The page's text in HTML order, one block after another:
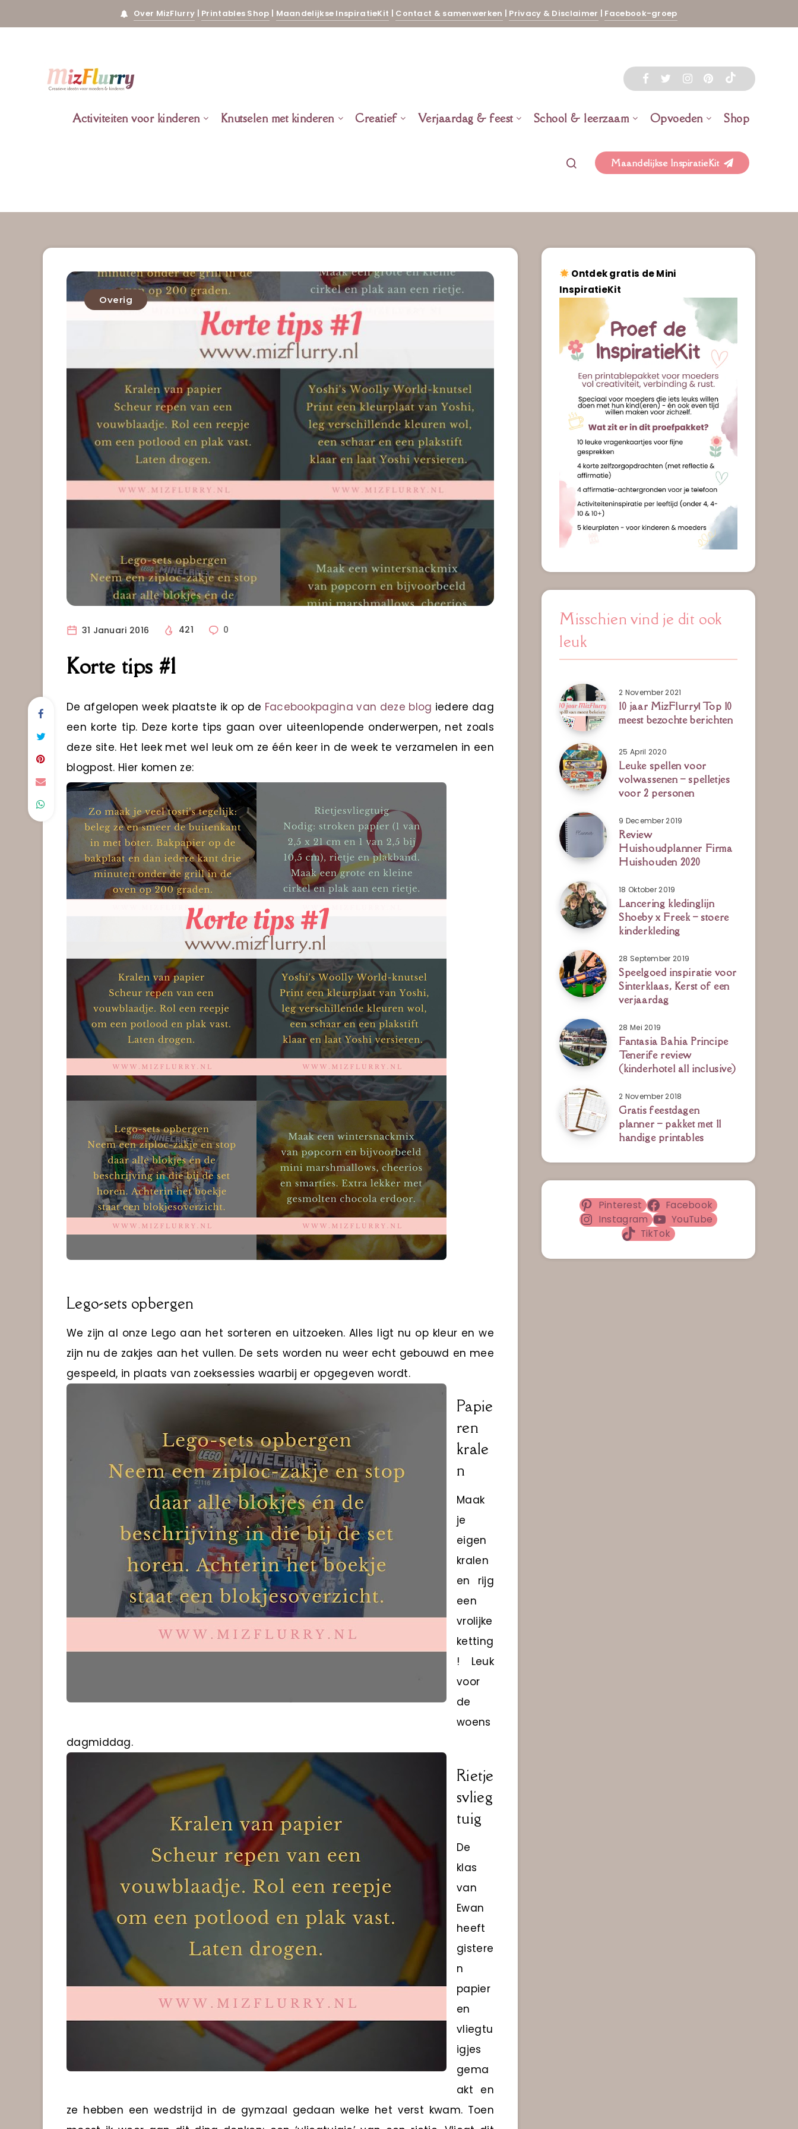
Over MizFlurry | Printables Shop | Maandelijkse InspiratieKit | Contact & samenwerken | Privacy & Disclaimer | Facebook-groep
Activiteiten voor kinderen Knutselen met kinderen Creatief Verjaardag & feest School & leerzaam Opvoeden Shop
Maandelijkse InspiratieKit
Overig
31 Januari 2016 421 0
Korte tips #1
De afgelopen week plaatste ik op de Facebookpagina van deze blog iedere dag
een korte tip. Deze korte tips gaan over uiteenlopende onderwerpen, net zoals
deze site. Het leek met wel leuk om ze één keer in de week te verzamelen in een
blogpost. Hier komen ze:
Lego-sets opbergen
We zijn al onze Lego aan het sorteren en uitzoeken. Alles ligt nu op kleur en we
zijn nu de zakjes aan het vullen. De sets worden nu weer echt gebouwd en mee
gespeeld, in plaats van zoeksessies waarbij er opgegeven wordt.
Papie
ren
krale
n
Maak
je
eigen
kralen
en rijg
een
vrolijke
ketting
! Leuk
voor
de
woens
dagmiddag.
Rietje
svlieg
tuig
De
klas
van
Ewan
heeft
gistere
n
papier
en
vliegtu
igjes
gema
akt en
ze hebben een wedstrijd in de gymzaal gedaan welke het verst kwam. Toen
Ontdek gratis de Mini
InspiratieKit
Misschien vind je dit ook
leuk
2 November 2021
10 jaar MizFlurry! Top 10
meest bezochte berichten
25 April 2020
Leuke spellen voor
volwassenen – spelletjes
voor 2 personen
9 December 2019
Review
Huishoudplanner Firma
Huishouden 2020
18 Oktober 2019
Lancering kledinglijn
Shoeby x Freek – stoere
kinderkleding
28 September 2019
Speelgoed inspiratie voor
Sinterklaas, Kerst of een
verjaardag
28 Mei 2019
Fantasia Bahia Principe
Tenerife review
(kinderhotel all inclusive)
2 November 2018
Gratis feestdagen
planner – pakket met 11
handige printables
Pinterest
Facebook
Instagram
YouTube
TikTok